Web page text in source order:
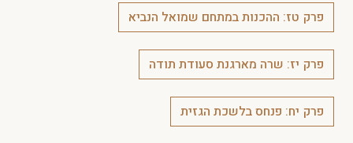
פרק טז: ההכנות במתחם שמואל הנביא
פרק יז: שרה מארגנת סעודת תודה
פרק יח: פנחס בלשכת הגזית